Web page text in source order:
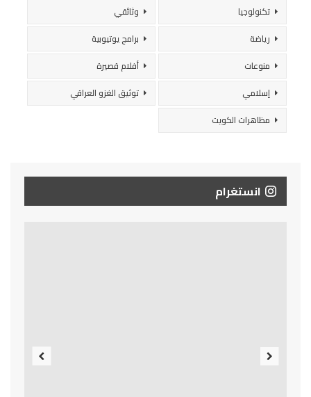
تكنولوجيا
وثائقي
رياضة
برامج يوتيوبية
منوعات
أفلام قصيرة
إسلامي
توثيق الغزو العراقي
مظاهرات الكويت
انستغرام